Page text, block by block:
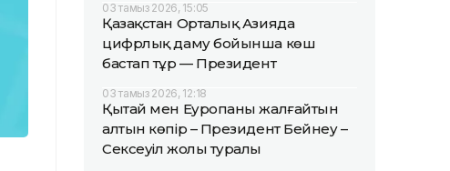
03 тамыз 2026, 15:05
Қазақстан Орталық Азияда
цифрлық даму бойынша көш
бастап тұр — Президент
03 тамыз 2026, 12:18
Қытай мен Еуропаны жалғайтын
алтын көпір – Президент Бейнеу –
Сексеуіл жолы туралы